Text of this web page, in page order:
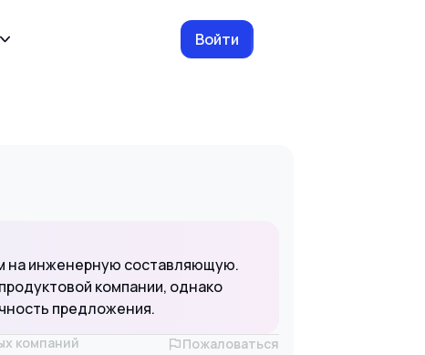
Войти
на инженерную составляющую.
компании, однако
предложения.
компаний Пожаловаться